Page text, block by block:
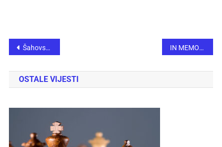
Šahovski klub “INGSMA” iz Goražda pobjednik Prve “A” liga na XXX ekipnom prvenstvu ŠSFBiH za 2023. godinu IN MEMORIAM Mustafa Elezović (1931-2023)
OSTALE VIJESTI